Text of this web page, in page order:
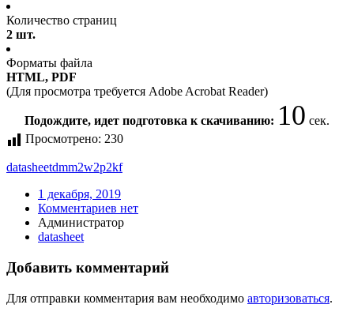
Количество страниц
2 шт.
Форматы файла
HTML, PDF
(Для просмотра требуется Adobe Acrobat Reader)
Подождите, идет подготовка к скачиванию: 10 сек.
Просмотрено: 230
datasheetdmm2w2p2kf
1 декабря, 2019
Комментариев нет
Администратор
datasheet
Добавить комментарий
Для отправки комментария вам необходимо авторизоваться.